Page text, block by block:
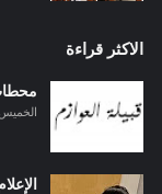
الاكثر قراءة
الخميس,